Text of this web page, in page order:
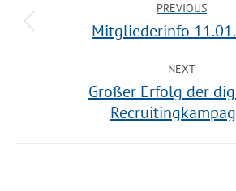
PREVIOUS
Mitgliederinfo
NEXT
Großer Erfolg der